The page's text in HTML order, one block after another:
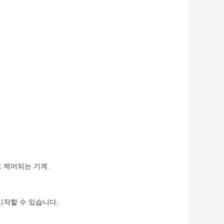
제어되는 기계.
작할 수 있습니다.